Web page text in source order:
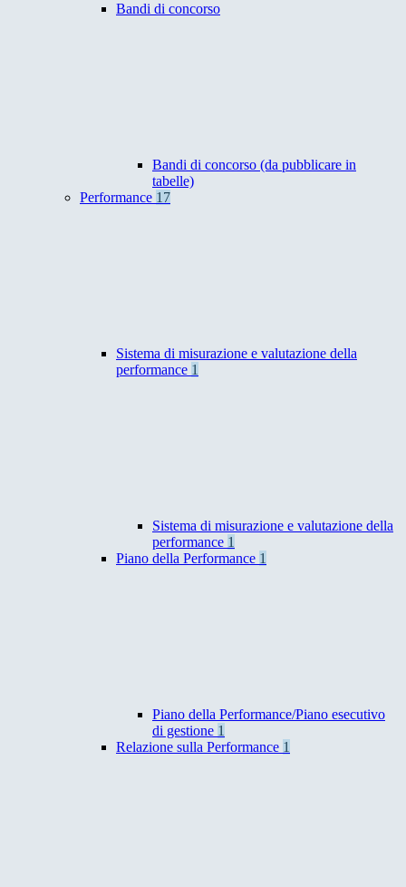
Bandi di concorso
Bandi di concorso (da pubblicare in
tabelle)
Performance 17
Sistema di misurazione e valutazione della
performance 1
Sistema di misurazione e valutazione della
performance 1
Piano della Performance 1
Piano della Performance/Piano esecutivo
di gestione 1
Relazione sulla Performance 1